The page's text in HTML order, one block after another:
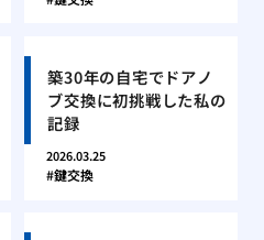
築30年の自宅でドアノ
ブ交換に初挑戦した私の
記録
2026.03.25
鍵交換